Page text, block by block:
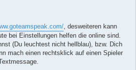
, desweiteren kann
bei Einstellungen helfen die online sind.
(Du leuchtest nicht hellblau), bzw. Dich
mach einen rechtsklick auf einen Spieler